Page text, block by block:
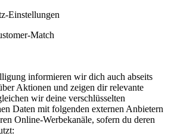
Einstellungen
Match
informieren wir dich auch abseits
Aktionen und zeigen dir relevante
wir deine verschlüsselten
Daten mit folgenden externen Anbietern
Online-Werbekanäle, sofern du deren